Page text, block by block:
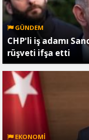
GÜNDEM
CHP'li iş adamı
rüşveti ifşa etti
EKONOMİ